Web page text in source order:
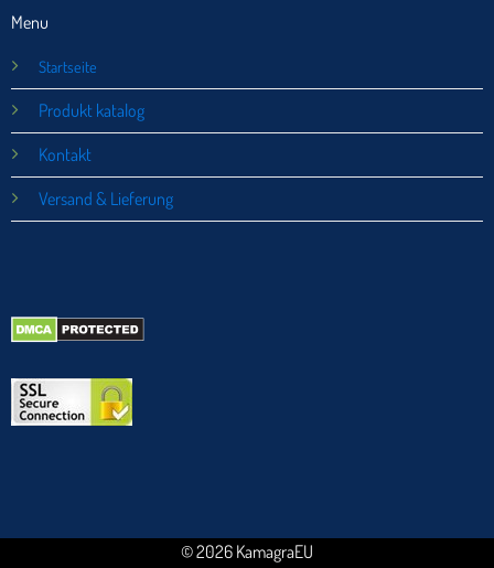
Menu
Startseite
Produkt katalog
Kontakt
Versand & Lieferung
© 2026 KamagraEU